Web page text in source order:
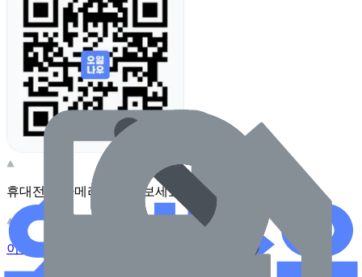
휴대전화 카메라로 찍어보세요
이 주유소의 사장님이신가요?